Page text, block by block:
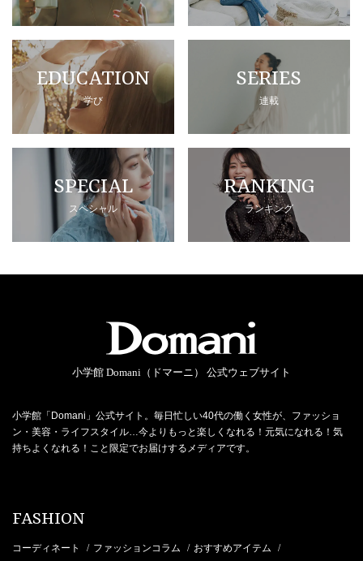
EDUCATION
学び
SERIES
連載
SPECIAL
スペシャル
RANKING
ランキング
小学館 Domani（ドマーニ） 公式ウェブサイト
小学館「Domani」公式サイト。毎日忙しい40代の働く女性が、ファッショ
ン・美容・ライフスタイル…今よりもっと楽しくなれる！元気になれる！気
持ちよくなれる！こと限定でお届けするメディアです。
FASHION
コーディネート / ファッションコラム / おすすめアイテム /